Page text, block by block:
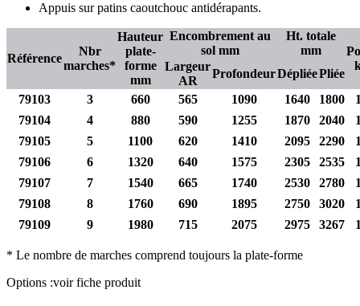
Appuis sur patins caoutchouc antidérapants.
Référence
Nbr
marches*
Hauteur
plate-
forme
mm
Encombrement au
sol mm
Ht. totale
mm
Largeur
AR
ProfondeurDépliéePliée
79103
3 660 565 1090 1640 1800
79104
4 880 590 1255 1870 2040
79105
5 1100 620 1410 2095 2290
79106
6 1320 640 1575 2305 2535
79107
7 1540 665 1740 2530 2780
79108
8 1760 690 1895 2750 3020
79109
9 1980 715 2075 2975 3267
* Le nombre de marches comprend toujours la plate-forme
Options :voir fiche produit